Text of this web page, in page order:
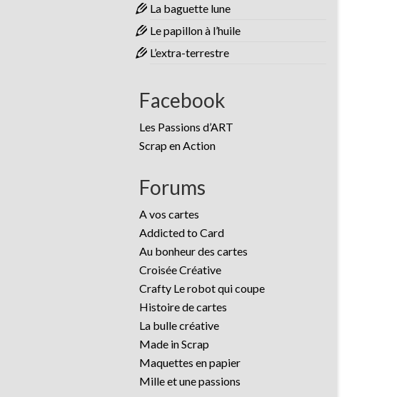
La baguette lune
Le papillon à l’huile
L’extra-terrestre
Facebook
Les Passions d’ART
Scrap en Action
Forums
A vos cartes
Addicted to Card
Au bonheur des cartes
Croisée Créative
Crafty Le robot qui coupe
Histoire de cartes
La bulle créative
Made in Scrap
Maquettes en papier
Mille et une passions